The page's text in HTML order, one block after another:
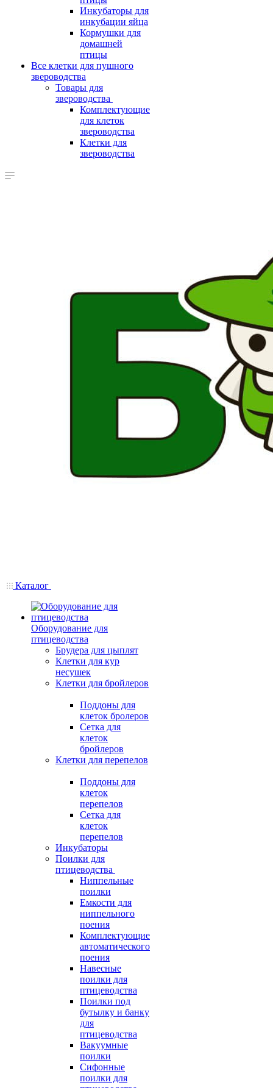
Инкубаторы для
инкубации яйца
Кормушки для
домашней
птицы
Все клетки для пушного
звероводства
Товары для
звероводства
Комплектующие
для клеток
звероводства
Клетки для
звероводства
Каталог
Оборудование для
птицеводства
Брудера для цыплят
Клетки для кур
несушек
Клетки для бройлеров
Поддоны для
клеток бролеров
Сетка для
клеток
бройлеров
Клетки для перепелов
Поддоны для
клеток
перепелов
Сетка для
клеток
перепелов
Инкубаторы
Поилки для
птицеводства
Ниппельные
поилки
Емкости для
ниппельного
поения
Комплектующие
автоматического
поения
Навесные
поилки для
птицеводства
Поилки под
бутылку и банку
для
птицеводства
Вакуумные
поилки
Сифонные
поилки для